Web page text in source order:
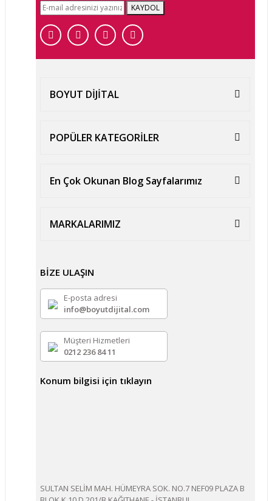
KAYDOL
BOYUT DİJİTAL
POPÜLER KATEGORİLER
En Çok Okunan Blog Sayfalarımız
MARKALARIMIZ
BİZE ULAŞIN
E-posta adresi
info@boyutdijital.com
Müşteri Hizmetleri
0212 236 84 11
Konum bilgisi için tıklayın
SULTAN SELİM MAH. HÜMEYRA SOK. NO.7 NEF09 PLAZA B